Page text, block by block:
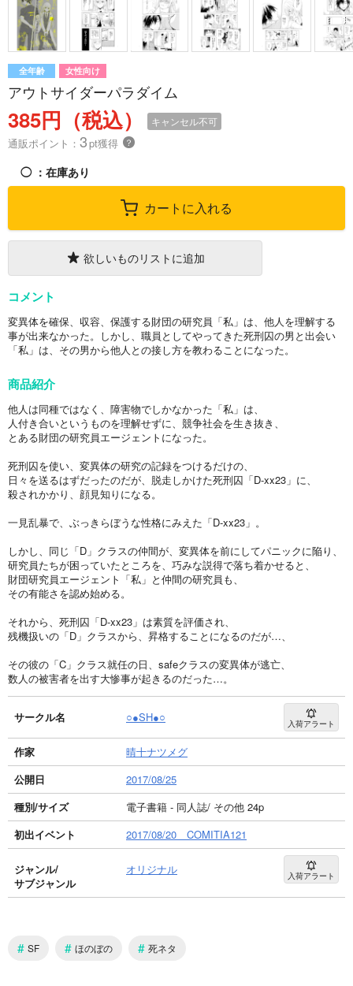
全年齢 女性向け
アウトサイダーパラダイム
385円（税込） キャンセル不可
通販ポイント： 3pt獲得 ？
◯ ：在庫あり
カートに入れる
欲しいものリストに追加
コメント
変異体を確保、収容、保護する財団の研究員「私」は、他人を理解する
事が出来なかった。しかし、職員としてやってきた死刑囚の男と出会い
「私」は、その男から他人との接し方を教わることになった。
商品紹介
他人は同種ではなく、障害物でしかなかった「私」は、
人付き合いというものを理解せずに、競争社会を生き抜き、
とある財団の研究員エージェントになった。
死刑囚を使い、変異体の研究の記録をつけるだけの、
日々を送るはずだったのだが、脱走しかけた死刑囚「D-xx23」に、
殺されかかり、顔見知りになる。
一見乱暴で、ぶっきらぼうな性格にみえた「D-xx23」。
しかし、同じ「D」クラスの仲間が、変異体を前にしてパニックに陥り、
研究員たちが困っていたところを、巧みな説得で落ち着かせると、
財団研究員エージェント「私」と仲間の研究員も、
その有能さを認め始める。
それから、死刑囚「D-xx23」は素質を評価され、
残機扱いの「D」クラスから、昇格することになるのだが…、
その彼の「C」クラス就任の日、safeクラスの変異体が逃亡、
数人の被害者を出す大惨事が起きるのだった…。
サークル名 ○●SH●○ 入荷アラート
作家
晴十ナツメグ
公開日
2017/08/25
種別/サイズ
電子書籍 - 同人誌/ その他 24p
初出イベント
2017/08/20 COMITIA121
ジャンル/
サブジャンル
オリジナル 入荷アラート
# SF # ほのぼの # 死ネタ